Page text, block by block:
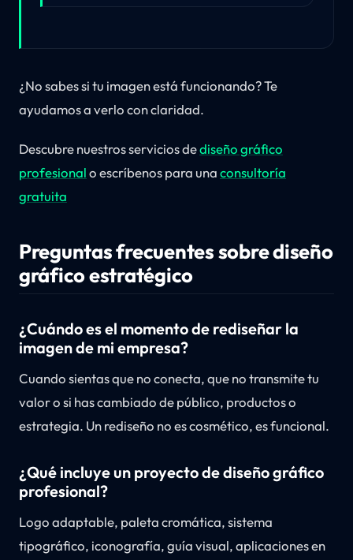
¿No sabes si tu imagen está funcionando? Te
ayudamos a verlo con claridad.
Descubre nuestros servicios dediseño gráfico
profesionalo escríbenos para unaconsultoría
gratuita
Preguntas frecuentes sobre diseño
gráfico estratégico
¿Cuándo es el momento de rediseñar la
imagen de mi empresa?
Cuando sientas que no conecta, que no transmite tu
valor o si has cambiado de público, productos o
estrategia. Un rediseño no es cosmético, es funcional.
¿Qué incluye un proyecto de diseño gráfico
profesional?
Logo adaptable, paleta cromática, sistema
tipográfico, iconografía, guía visual, aplicaciones en